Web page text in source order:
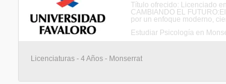
Título ofrecido: Licenciado
CAMBIANDO EL
por un enfoque moderno,
Estudiar Psicología en
Licenciaturas - 4 Años - Monserrat